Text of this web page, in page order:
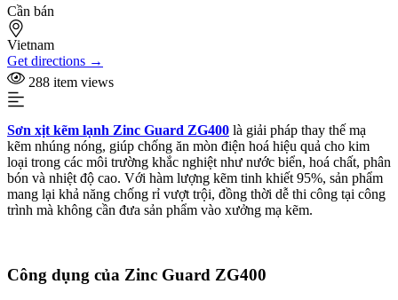
Cần bán
Vietnam
Get directions →
288 item views
Sơn xịt kẽm lạnh Zinc Guard ZG400 là giải pháp thay thế mạ
kẽm nhúng nóng, giúp chống ăn mòn điện hoá hiệu quả cho kim
loại trong các môi trường khắc nghiệt như nước biển, hoá chất, phân
bón và nhiệt độ cao. Với hàm lượng kẽm tinh khiết 95%, sản phẩm
mang lại khả năng chống rỉ vượt trội, đồng thời dễ thi công tại công
trình mà không cần đưa sản phẩm vào xưởng mạ kẽm.
Công dụng của Zinc Guard ZG400